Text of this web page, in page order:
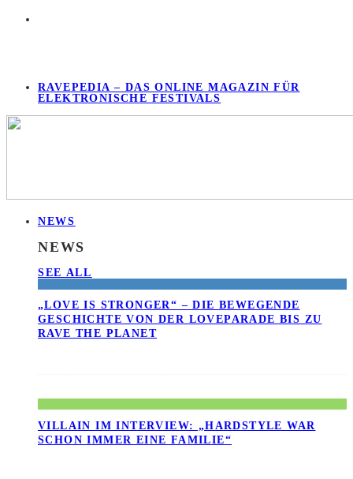
RAVEPEDIA – DAS ONLINE MAGAZIN FÜR
ELEKTRONISCHE FESTIVALS
NEWS
NEWS
SEE ALL
„LOVE IS STRONGER“ – DIE BEWEGENDE
GESCHICHTE VON DER LOVEPARADE BIS ZU
RAVE THE PLANET
VILLAIN IM INTERVIEW: „HARDSTYLE WAR
SCHON IMMER EINE FAMILIE“